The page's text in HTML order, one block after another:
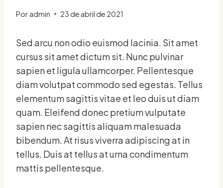
Por admin 23 de abril de 2021
Sed arcu non odio euismod lacinia. Sit amet
cursus sit amet dictum sit. Nunc pulvinar
sapien et ligula ullamcorper. Pellentesque
diam volutpat commodo sed egestas. Tellus
elementum sagittis vitae et leo duis ut diam
quam. Eleifend donec pretium vulputate
sapien nec sagittis aliquam malesuada
bibendum. At risus viverra adipiscing at in
tellus. Duis at tellus at urna condimentum
mattis pellentesque.